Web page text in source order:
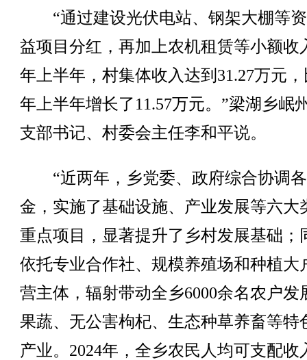
“通过建设光伏电站、钢架大棚等
益项目分红，再加上农机租赁等小额收
年上半年，村集体收入达到31.27万元
年上半年增长了11.57万元。”梁湖乡岷
支部书记、村委会主任李和平说。
“近两年，乡党委、政府综合协调
金，实施了基础设施、产业发展等六大
重点项目，显著提升了乡村发展基础；
依托专业合作社、规模养殖场和种植大
营主体，辐射带动全乡6000余名农户发
果蔬、无公害枸杞、生态种草养畜等特
产业。2024年，全乡农民人均可支配收